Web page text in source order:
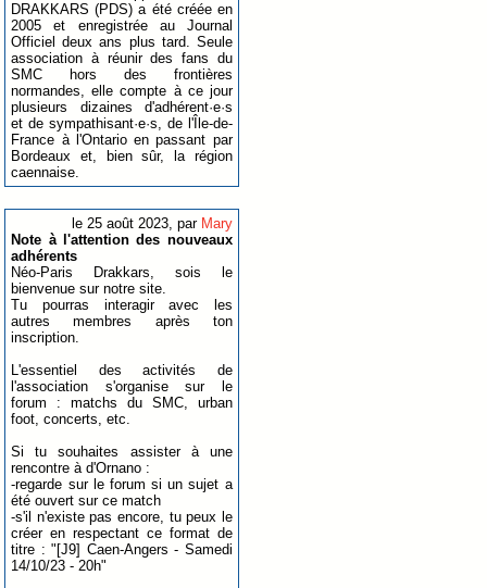
DRAKKARS (PDS) a été créée en
2005 et enregistrée au Journal
Officiel deux ans plus tard. Seule
association à réunir des fans du
SMC hors des frontières
normandes, elle compte à ce jour
plusieurs dizaines d'adhérent·e·s
et de sympathisant·e·s, de l'Île-de-
France à l'Ontario en passant par
Bordeaux et, bien sûr, la région
caennaise.
le 25 août 2023, par Mary
Note à l'attention des nouveaux
adhérents
Néo-Paris Drakkars, sois le
bienvenue sur notre site.
Tu pourras interagir avec les
autres membres après ton
inscription.
L'essentiel des activités de
l'association s'organise sur le
forum : matchs du SMC, urban
foot, concerts, etc.
Si tu souhaites assister à une
rencontre à d'Ornano :
-regarde sur le forum si un sujet a
été ouvert sur ce match
-s'il n'existe pas encore, tu peux le
créer en respectant ce format de
titre : "[J9] Caen-Angers - Samedi
14/10/23 - 20h"